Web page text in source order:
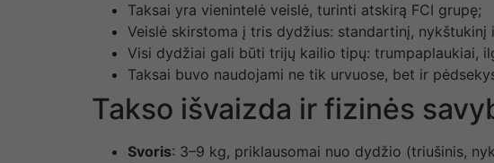
Taksai yra vienintelė veislė, turinti atskirą FCI grupę;
Veislė skirstoma į tris dydžius: standartinį, nykštukinį
Visi dydžiai gali būti trijų kailio tipų: trumpaplaukiai,
Taksai buvo naudojami ne tik urvuose, bet ir
Takso išvaizda ir fizinės
Svoris: 3–9 kg, priklausomai nuo dydžio (triušinis,